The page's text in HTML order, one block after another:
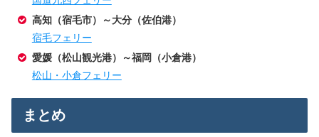
高知（宿毛市）～大分（佐伯港）
宿毛フェリー
愛媛（松山観光港）～福岡（小倉港）
松山・小倉フェリー
まとめ